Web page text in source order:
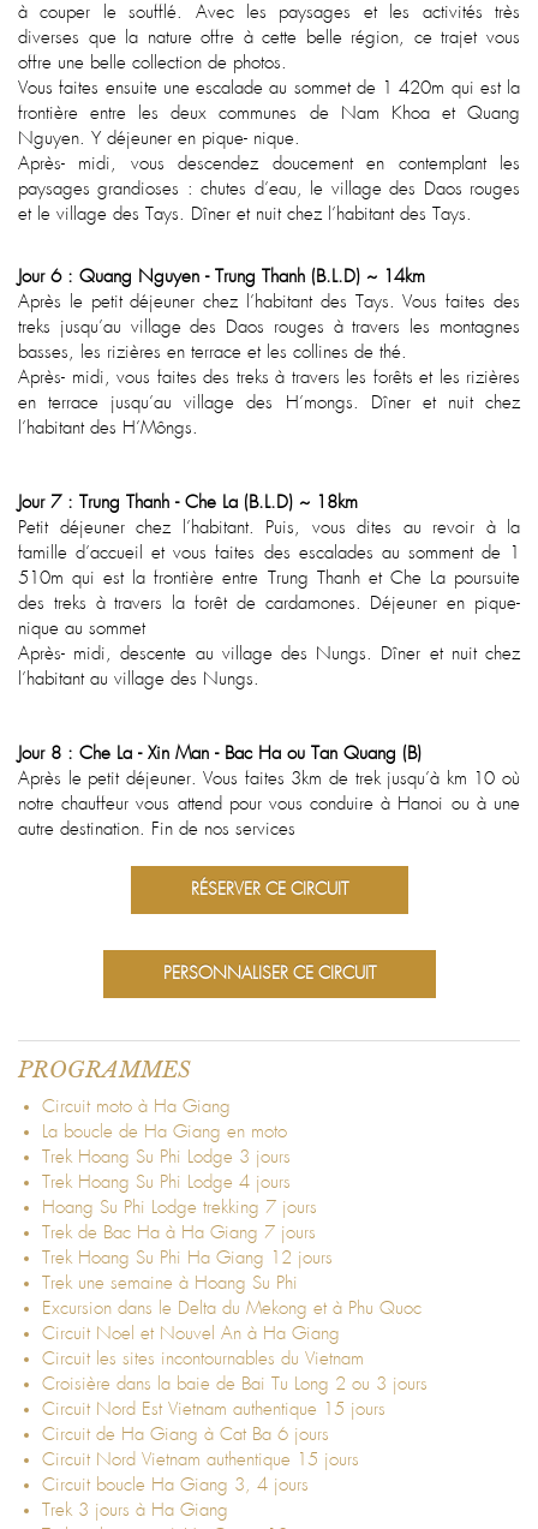
à couper le soufflé. Avec les paysages et les activités très
diverses que la nature offre à cette belle région, ce trajet vous
offre une belle collection de photos.
Vous faites ensuite une escalade au sommet de 1 420m qui est la
frontière entre les deux communes de Nam Khoa et Quang
Nguyen. Y déjeuner en pique- nique.
Après- midi, vous descendez doucement en contemplant les
paysages grandioses : chutes d’eau, le village des Daos rouges
et le village des Tays. Dîner et nuit chez l’habitant des Tays.
Jour 6 : Quang Nguyen - Trung Thanh (B.L.D) ~ 14km
Après le petit déjeuner chez l’habitant des Tays. Vous faites des
treks jusqu’au village des Daos rouges à travers les montagnes
basses, les rizières en terrace et les collines de thé.
Après- midi, vous faites des treks à travers les forêts et les rizières
en terrace jusqu’au village des H’mongs. Dîner et nuit chez
l’habitant des H’Môngs.
Jour 7 : Trung Thanh - Che La (B.L.D) ~ 18km
Petit déjeuner chez l’habitant. Puis, vous dites au revoir à la
famille d’accueil et vous faites des escalades au somment de 1
510m qui est la frontière entre Trung Thanh et Che La poursuite
des treks à travers la forêt de cardamones. Déjeuner en pique-
nique au sommet
Après- midi, descente au village des Nungs. Dîner et nuit chez
l’habitant au village des Nungs.
Jour 8 : Che La - Xin Man - Bac Ha ou Tan Quang (B)
Après le petit déjeuner. Vous faites 3km de trek jusqu’à km 10 où
notre chauffeur vous attend pour vous conduire à Hanoi ou à une
autre destination. Fin de nos services
RÉSERVER CE CIRCUIT
PERSONNALISER CE CIRCUIT
PROGRAMMES
Circuit moto à Ha Giang
La boucle de Ha Giang en moto
Trek Hoang Su Phi Lodge 3 jours
Trek Hoang Su Phi Lodge 4 jours
Hoang Su Phi Lodge trekking 7 jours
Trek de Bac Ha à Ha Giang 7 jours
Trek Hoang Su Phi Ha Giang 12 jours
Trek une semaine à Hoang Su Phi
Excursion dans le Delta du Mekong et à Phu Quoc
Circuit Noel et Nouvel An à Ha Giang
Circuit les sites incontournables du Vietnam
Croisière dans la baie de Bai Tu Long 2 ou 3 jours
Circuit Nord Est Vietnam authentique 15 jours
Circuit de Ha Giang à Cat Ba 6 jours
Circuit Nord Vietnam authentique 15 jours
Circuit boucle Ha Giang 3, 4 jours
Trek 3 jours à Ha Giang